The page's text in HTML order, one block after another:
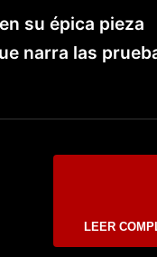
su épica pieza
narra las
LEER